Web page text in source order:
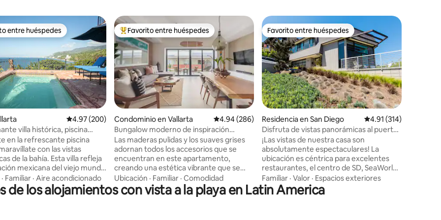
de 5; 528 evaluaciones
en Favorito entre huéspedes
entre huéspedes
Calificación promedio: 4.97 de 5; 200 evaluaciones
4.97 (200)
villa histórica, piscina
de 280°
en la refrescante piscina
con las vistas
de la bahía. Esta villa refleja
mexicana del viejo mundo
madera a la vista, azulejos
mano y antigüedades
junto con comodidades
· Familiar · Aire acondicionado
De los mejores en Favorito entre huéspedes
Favorito entre huéspedes
Condominio en Vallarta Calificación promedio: 4.94 de 5; 286 evaluaciones
4.94 (286)
Bungalow moderno de inspiración
surfera con vistas increíbles y piscina
Las maderas pulidas y los suaves grises
adornan todos los accesorios que se
encuentran en este apartamento,
creando una estética vibrante que se
siente llena de vida. La casa se llama Casa
CaliMex debido a su diseño moderno de
playa bohemio y elegante que mezcla
Ubicación · Familiar · Comodidad
Favorito entre huéspedes
Favorito entre huéspedes
Residencia en San Diego Calificación promedio:
4.91 (314)
Disfruta de vistas panorámicas al puerto
y al skyline cerca de Shelter Island
¡Las vistas de nuestra casa son
absolutamente espectaculares! La
ubicación es céntrica para excelentes
restaurantes, el centro de SD, SeaWorld
y las playas de la bahía, donde puedes
hacer kayak o surf de remo. Es una
opción ideal para vacaciones y para
Familiar · Valor · Espacios exteriores
de los alojamientos con vista a la playa en Latin America